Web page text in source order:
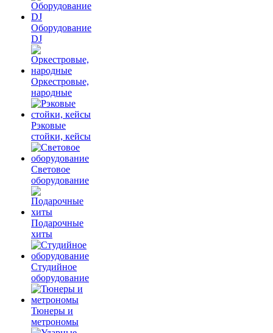
Оборудование
DJ
Оркестровые,
народные
Рэковые
стойки, кейсы
Световое
оборудование
Подарочные
хиты
Студийное
оборудование
Тюнеры и
метрономы